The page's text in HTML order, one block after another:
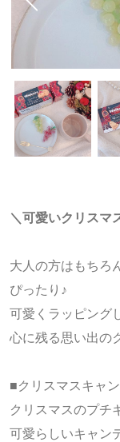
＼可愛いクリスマ
大人の方はもちろ
ぴったり♪
可愛くラッピング
心に残る思い出の
■クリスマスキャ
クリスマスのプチ
可愛らしいキャン